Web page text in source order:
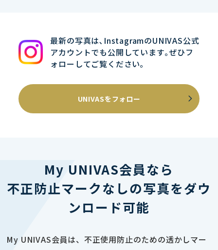
最新の写真は､InstagramのUNIVAS公式
アカウントでも公開しています｡ぜひフ
ォローしてご覧ください｡
UNIVASをフォロー
My UNIVAS会員なら
不正防止マークなしの写真をダウ
ンロード可能
My UNIVAS会員は、不正使用防止のための透かしマー